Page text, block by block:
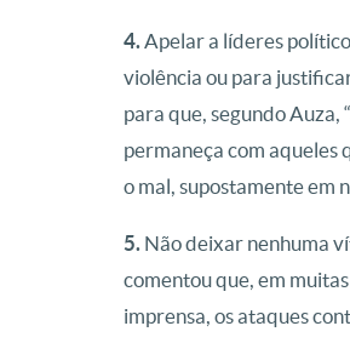
4.Apelar a líderes
violência ou para
para que, segundo Auza,
permaneça com
o mal, supostamente em
5. Não deixar nenhuma
comentou que, em
imprensa, os ataques